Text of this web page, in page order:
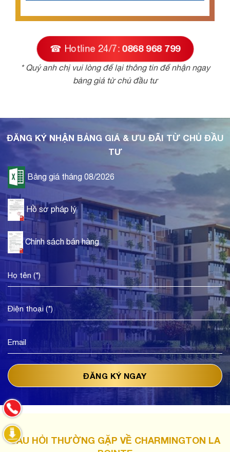
☎ Hotline 24/7: 0868 968 799
* Quý anh chị vui lòng để lại thông tin để nhận ngay
bảng giá từ chủ đầu tư
ĐĂNG KÝ NHẬN BẢNG GIÁ & ƯU ĐÃI TỪ CHỦ ĐẦU
TƯ
Bảng giá tháng 08/2026
Hồ sơ pháp lý
Chính sách bán hàng
CÂU HỎI THƯỜNG GẶP VỀ CHARMINGTON LA